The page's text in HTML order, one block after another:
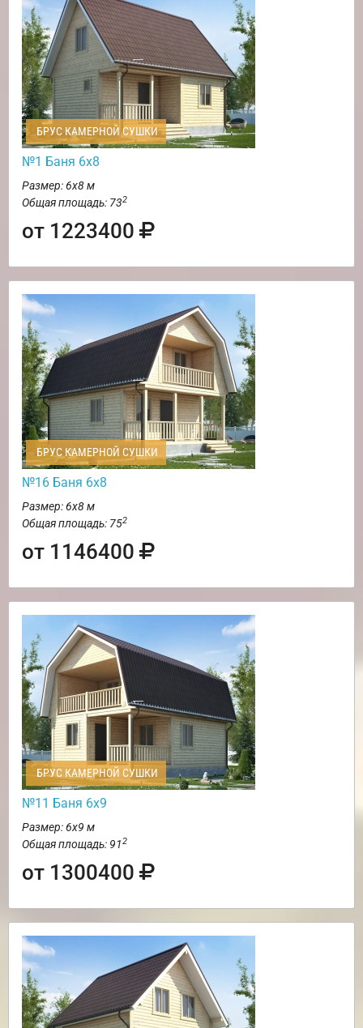
БРУС КАМЕРНОЙ СУШКИ
№1 Баня 6х8
Размер: 6х8 м
Общая площадь: 732
от 1223400
БРУС КАМЕРНОЙ СУШКИ
№16 Баня 6х8
Размер: 6х8 м
Общая площадь: 752
от 1146400
БРУС КАМЕРНОЙ СУШКИ
№11 Баня 6х9
Размер: 6х9 м
Общая площадь: 912
от 1300400